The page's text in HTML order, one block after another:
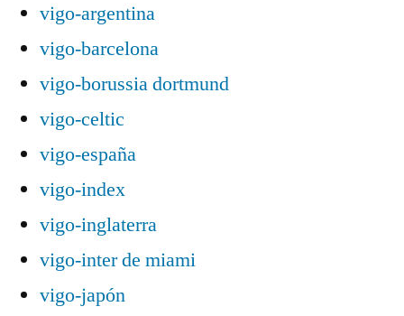
vigo-argentina
vigo-barcelona
vigo-borussia dortmund
vigo-celtic
vigo-españa
vigo-index
vigo-inglaterra
vigo-inter de miami
vigo-japón